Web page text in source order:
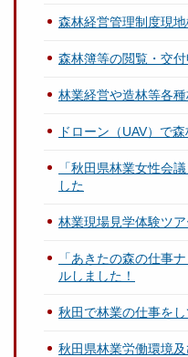
森林経営管理制度現
森林簿等の閲覧・交
林業経営や造林等各
ドローン（UAV）で
「秋田県林業女性会
した
林業現場見学体験ツ
「あきたの森の仕事
ルしました！
秋田で林業の仕事をし
秋田県林業労働環境